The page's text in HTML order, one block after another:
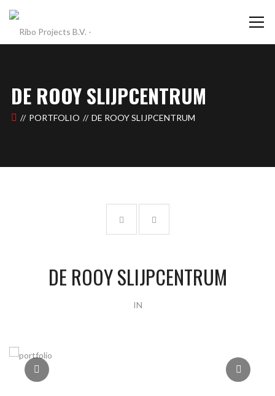
DE ROOY SLIJPCENTRUM
PORTFOLIO DE ROOY SLIJPCENTRUM
DE ROOY SLIJPCENTRUM
IN